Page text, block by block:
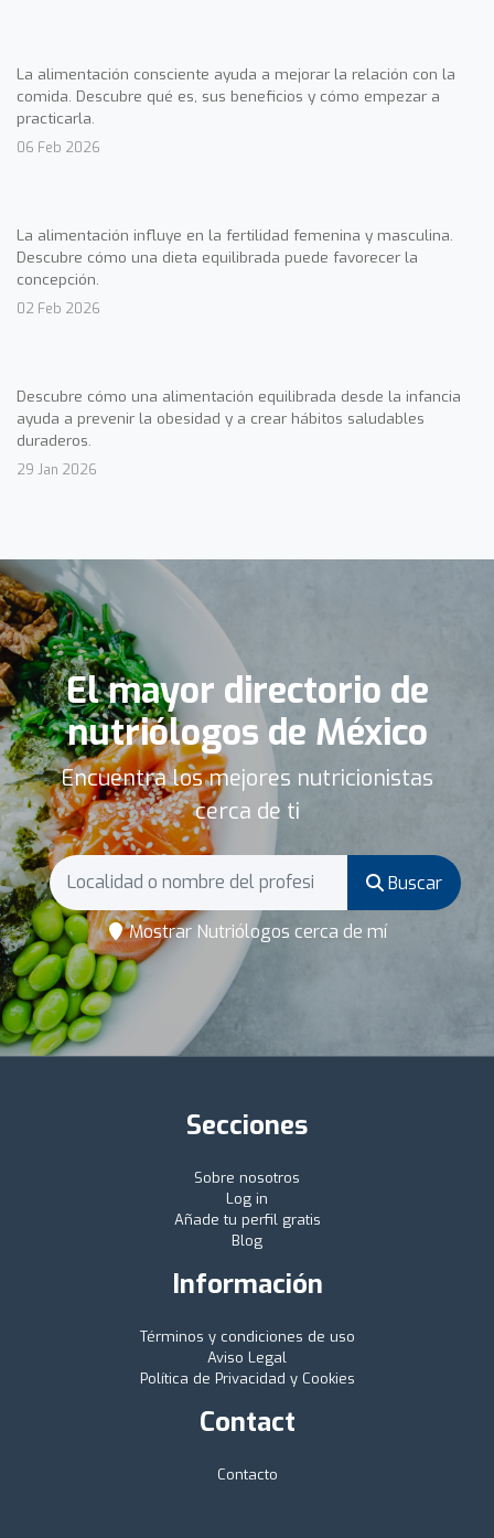
La alimentación consciente ayuda a mejorar la relación con la
comida. Descubre qué es, sus beneficios y cómo empezar a
practicarla.
06 Feb 2026
La alimentación influye en la fertilidad femenina y masculina.
Descubre cómo una dieta equilibrada puede favorecer la
concepción.
02 Feb 2026
Descubre cómo una alimentación equilibrada desde la infancia
ayuda a prevenir la obesidad y a crear hábitos saludables
duraderos.
29 Jan 2026
El mayor directorio de
nutriólogos de México
Encuentra los mejores nutricionistas
cerca de ti
Buscar
Mostrar Nutriólogos cerca de mí
Secciones
Sobre nosotros
Log in
Añade tu perfil gratis
Blog
Información
Términos y condiciones de uso
Aviso Legal
Política de Privacidad y Cookies
Contact
Contacto